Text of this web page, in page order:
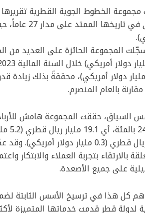
مقارنة بالعام المنصرم.
السياق، حققت المجموعة هامش للأرباح
مليار ريال قطري (0.3 مليار
بالارتقاء بتجربة العملاء والابتكار
على جميع الأصعدة.
كل هذا في ترسيخ الأسس الثابتة